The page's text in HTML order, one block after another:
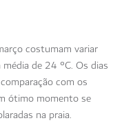
costumam variar
de 24 °C. Os dias
com os
ótimo momento se
na praia.